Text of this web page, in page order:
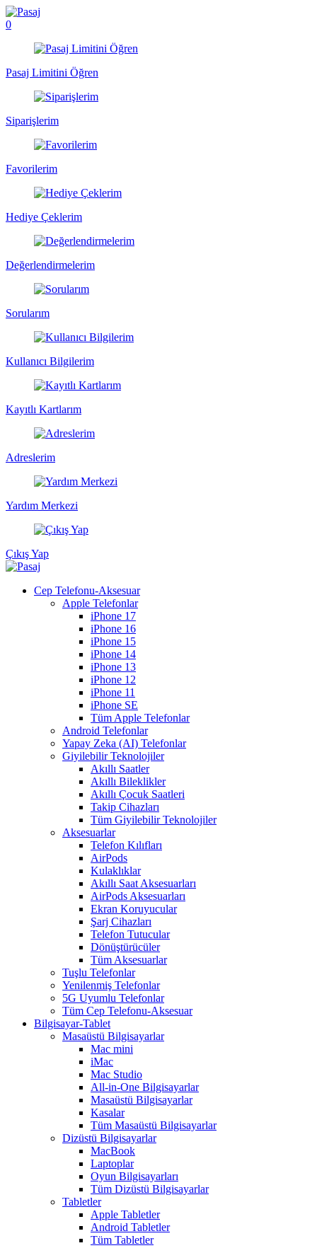
0
Pasaj Limitini Öğren
Siparişlerim
Favorilerim
Hediye Çeklerim
Değerlendirmelerim
Sorularım
Kullanıcı Bilgilerim
Kayıtlı Kartlarım
Adreslerim
Yardım Merkezi
Çıkış Yap
Cep Telefonu-Aksesuar
Apple Telefonlar
iPhone 17
iPhone 16
iPhone 15
iPhone 14
iPhone 13
iPhone 12
iPhone 11
iPhone SE
Tüm Apple Telefonlar
Android Telefonlar
Yapay Zeka (AI) Telefonlar
Giyilebilir Teknolojiler
Akıllı Saatler
Akıllı Bileklikler
Akıllı Çocuk Saatleri
Takip Cihazları
Tüm Giyilebilir Teknolojiler
Aksesuarlar
Telefon Kılıfları
AirPods
Kulaklıklar
Akıllı Saat Aksesuarları
AirPods Aksesuarları
Ekran Koruyucular
Şarj Cihazları
Telefon Tutucular
Dönüştürücüler
Tüm Aksesuarlar
Tuşlu Telefonlar
Yenilenmiş Telefonlar
5G Uyumlu Telefonlar
Tüm Cep Telefonu-Aksesuar
Bilgisayar-Tablet
Masaüstü Bilgisayarlar
Mac mini
iMac
Mac Studio
All-in-One Bilgisayarlar
Masaüstü Bilgisayarlar
Kasalar
Tüm Masaüstü Bilgisayarlar
Dizüstü Bilgisayarlar
MacBook
Laptoplar
Oyun Bilgisayarları
Tüm Dizüstü Bilgisayarlar
Tabletler
Apple Tabletler
Android Tabletler
Tüm Tabletler